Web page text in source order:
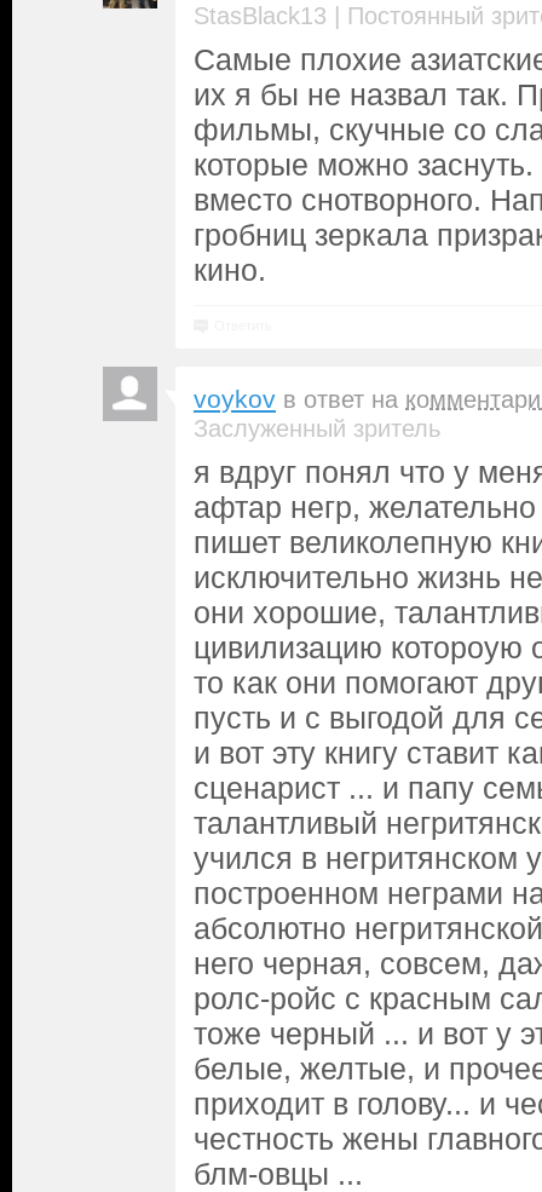
StasBlack13 | Постоянный
Самые плохие
их я бы не назвал так.
фильмы, скучные со
которые можно
вместо снотворного.
гробниц зеркала
кино.
voykov в ответ на
Заслуженный зритель
я вдруг понял что у
афтар негр,
пишет великолепную
исключительно жизнь
они хорошие,
цивилизацию котороую
то как они помогают
пусть и с выгодой для
и вот эту книгу ставит
сценарист ... и папу
талантливый
учился в негритянском
построенном неграми
абсолютно
него черная, совсем,
ролс-ройс с красным
тоже черный ... и вот у
белые, желтые, и
приходит в голову... и
честность жены
блм-овцы ...